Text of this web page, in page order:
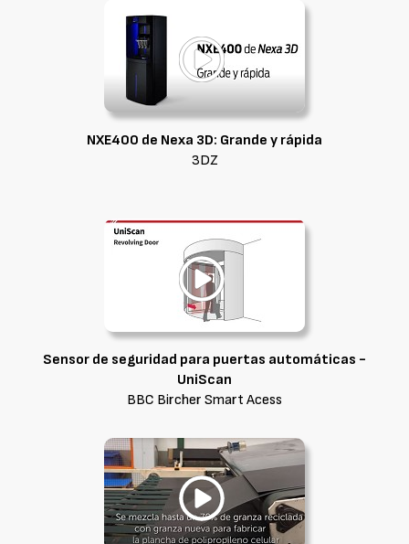
NXE400 de Nexa 3D: Grande y rápida
3DZ
Sensor de seguridad para puertas automáticas -
UniScan
BBC Bircher Smart Acess